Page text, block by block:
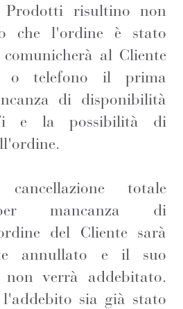
risultino non
che l'ordine è stato
al Cliente
o telefono il prima
di disponibilità
i e la possibilità di
totale
mancanza di
del Cliente sarà
annullato e il suo
verrà addebitato.
sia già stato